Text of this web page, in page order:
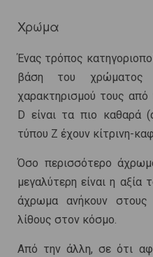
Χρώμα
Ένας τρόπος
βάση του χρώματος
χαρακτηρισμού τους από
D είναι τα πιο καθαρά
τύπου Z έχουν κίτρινη-
Όσο περισσότερο
μεγαλύτερη είναι η αξία
άχρωμα ανήκουν στους
λίθους στον κόσμο.
Από την άλλη, σε ότι